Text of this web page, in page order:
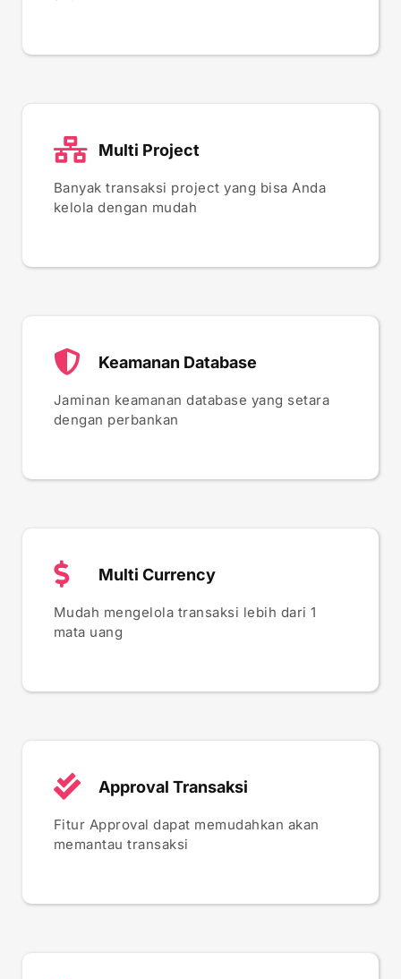
Multi Project
Banyak transaksi project yang bisa Anda
kelola dengan mudah
Keamanan Database
Jaminan keamanan database yang setara
dengan perbankan
Multi Currency
Mudah mengelola transaksi lebih dari 1
mata uang
Approval Transaksi
Fitur Approval dapat memudahkan akan
memantau transaksi